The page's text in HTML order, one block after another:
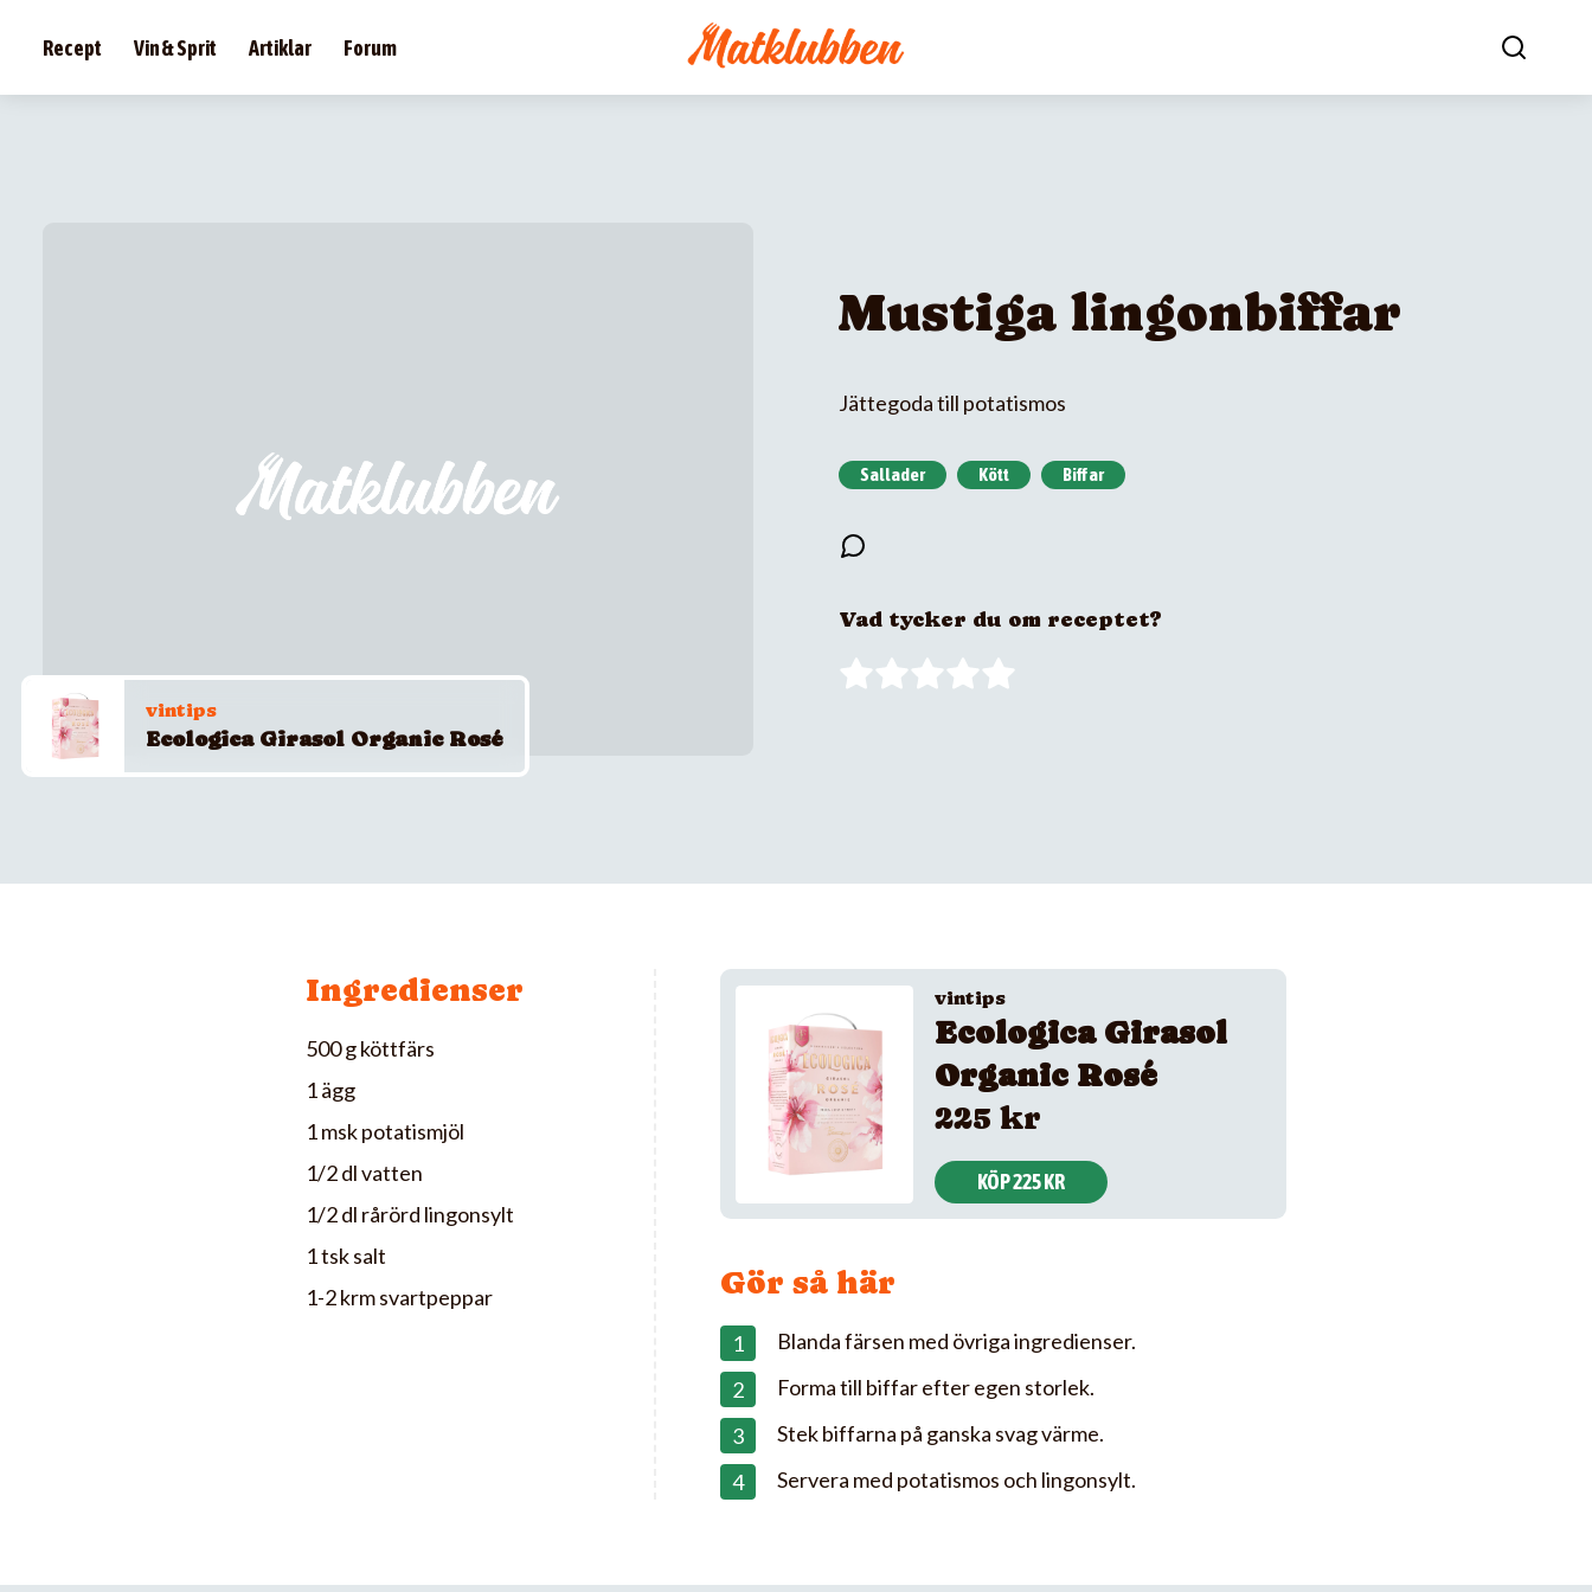
Recept Vin & Sprit Artiklar Forum
vintips
Ecologica Girasol Organic Rosé
Mustiga lingonbiffar
Jättegoda till potatismos
Sallader Kött Biffar
Vad tycker du om receptet?
Ingredienser
500 g köttfärs
1 ägg
1 msk potatismjöl
1/2 dl vatten
1/2 dl rårörd lingonsylt
1 tsk salt
1-2 krm svartpeppar
vintips
Ecologica Girasol
Organic Rosé
225 kr
KÖP 225 KR
Gör så här
Blanda färsen med övriga ingredienser.
Forma till biffar efter egen storlek.
Stek biffarna på ganska svag värme.
Servera med potatismos och lingonsylt.